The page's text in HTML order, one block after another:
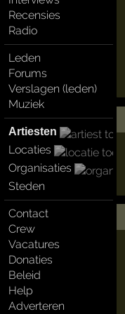
Recensies
Radio
Leden
Forums
Verslagen (leden)
Muziek
Artiesten
Locaties
Organisaties
Steden
Contact
Crew
Vacatures
Donaties
Beleid
Help
Adverteren